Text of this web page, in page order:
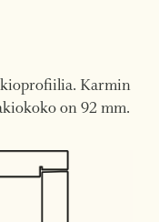
Karmin
on 92 mm.